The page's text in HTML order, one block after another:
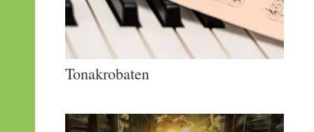
Tonakrobaten